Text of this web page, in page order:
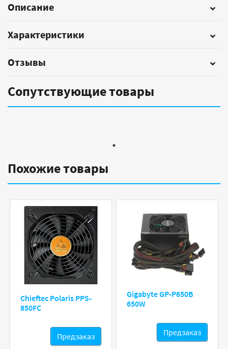
Описание
Характеристики
Отзывы
Сопутствующие товары
Похожие товары
Chieftec Polaris PPS-
850FC
Предзаказ
Gigabyte GP-P650B
650W
Предзаказ